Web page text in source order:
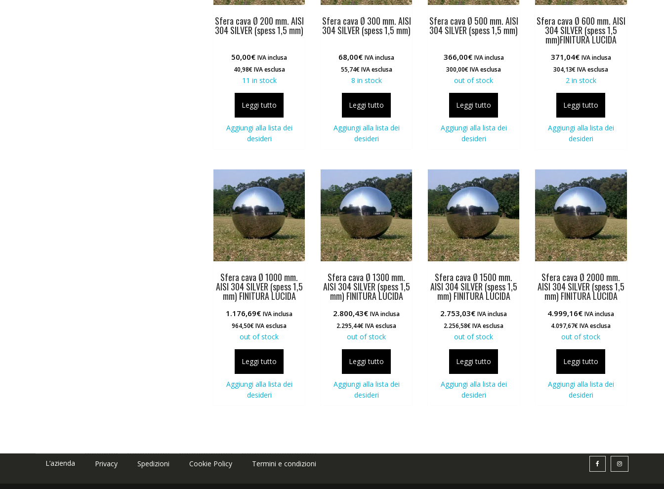
Sfera cava Ø 200 mm. AISI
304 SILVER (spess 1,5 mm)
50,00€ IVA inclusa
40,98€IVA esclusa
11 in stock
Leggi tutto
Aggiungi alla lista dei
desideri
Sfera cava Ø 300 mm. AISI
304 SILVER (spess 1,5 mm)
68,00€ IVA inclusa
55,74€IVA esclusa
8 in stock
Leggi tutto
Aggiungi alla lista dei
desideri
Sfera cava Ø 500 mm. AISI
304 SILVER (spess 1,5 mm)
366,00€ IVA inclusa
300,00€IVA esclusa
out of stock
Leggi tutto
Aggiungi alla lista dei
desideri
Sfera cava Ø 600 mm. AISI
304 SILVER (spess 1,5
mm)FINITURA LUCIDA
371,04€ IVA inclusa
304,13€IVA esclusa
2 in stock
Leggi tutto
Aggiungi alla lista dei
desideri
Sfera cava Ø 1000 mm.
AISI 304 SILVER (spess 1,5
mm) FINITURA LUCIDA
1.176,69€ IVA inclusa
964,50€IVA esclusa
out of stock
Leggi tutto
Aggiungi alla lista dei
desideri
Sfera cava Ø 1300 mm.
AISI 304 SILVER (spess 1,5
mm) FINITURA LUCIDA
2.800,43€ IVA inclusa
2.295,44€IVA esclusa
out of stock
Leggi tutto
Aggiungi alla lista dei
desideri
Sfera cava Ø 1500 mm.
AISI 304 SILVER (spess 1,5
mm) FINITURA LUCIDA
2.753,03€ IVA inclusa
2.256,58€IVA esclusa
out of stock
Leggi tutto
Aggiungi alla lista dei
desideri
Sfera cava Ø 2000 mm.
AISI 304 SILVER (spess 1,5
mm) FINITURA LUCIDA
4.999,16€ IVA inclusa
4.097,67€IVA esclusa
out of stock
Leggi tutto
Aggiungi alla lista dei
desideri
L’azienda Privacy Spedizioni Cookie Policy Termini e condizioni